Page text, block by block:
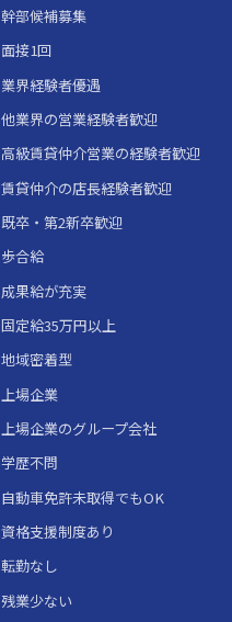
幹部候補募集
面接1回
業界経験者優遇
他業界の営業経験者歓迎
高級賃貸仲介営業の経験者歓迎
賃貸仲介の店長経験者歓迎
既卒・第2新卒歓迎
歩合給
成果給が充実
固定給35万円以上
地域密着型
上場企業
上場企業のグループ会社
学歴不問
自動車免許未取得でもOK
資格支援制度あり
転勤なし
残業少ない